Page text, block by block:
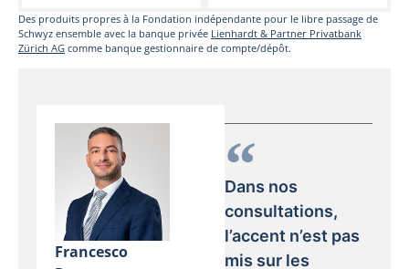
Des produits propres à la Fondation indépendante pour le libre passage de
Schwyz ensemble avec la banque privée Lienhardt & Partner Privatbank
Zürich AG comme banque gestionnaire de compte/dépôt.
Francesco
Dans nos
consultations,
l’accent n’est pas
mis sur les